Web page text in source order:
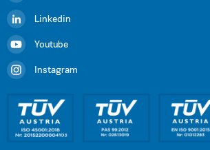
Linkedin
Youtube
Instagram